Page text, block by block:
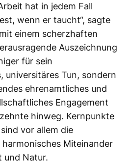
hat in jedem Fall
wenn er taucht“, sagte
einem scherzhaften
Auszeichnung
für sein
universitäres Tun, sondern
ehrenamtliches und
Engagement
hinweg. Kernpunkte
vor allem die
Miteinander
und Natur.